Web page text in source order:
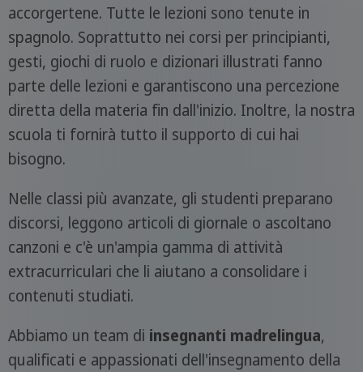
accorgertene. Tutte le lezioni sono tenute in
spagnolo. Soprattutto nei corsi per principianti,
gesti, giochi di ruolo e dizionari illustrati fanno
parte delle lezioni e garantiscono una percezione
diretta della materia fin dall'inizio. Inoltre, la nostra
scuola ti fornirà tutto il supporto di cui hai
bisogno.
Nelle classi più avanzate, gli studenti preparano
discorsi, leggono articoli di giornale o ascoltano
canzoni e c'è un'ampia gamma di attività
extracurriculari che li aiutano a consolidare i
contenuti studiati.
Abbiamo un team di insegnanti madrelingua,
qualificati e appassionati dell'insegnamento della